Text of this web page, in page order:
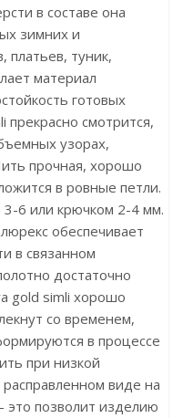
в составе она
зимних и
туник,
материал
готовых
смотрится,
узорах,
прочная, хорошо
в ровные петли.
6 или крючком 2-4 мм.
обеспечивает
в связанном
достаточно
gold simli хорошо
со временем,
в процессе
при низкой
виде на
это позволит изделию